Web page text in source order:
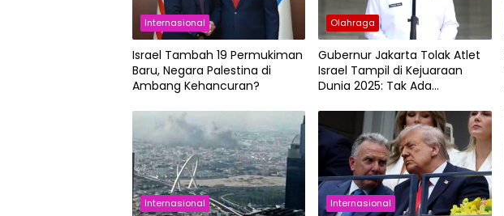
Internasional
Israel Tambah 19 Permukiman
Baru, Negara Palestina di
Ambang Kehancuran?
Olahraga
Gubernur Jakarta Tolak Atlet
Israel Tampil di Kejuaraan
Dunia 2025: Tak Ada
Internasional Internasional